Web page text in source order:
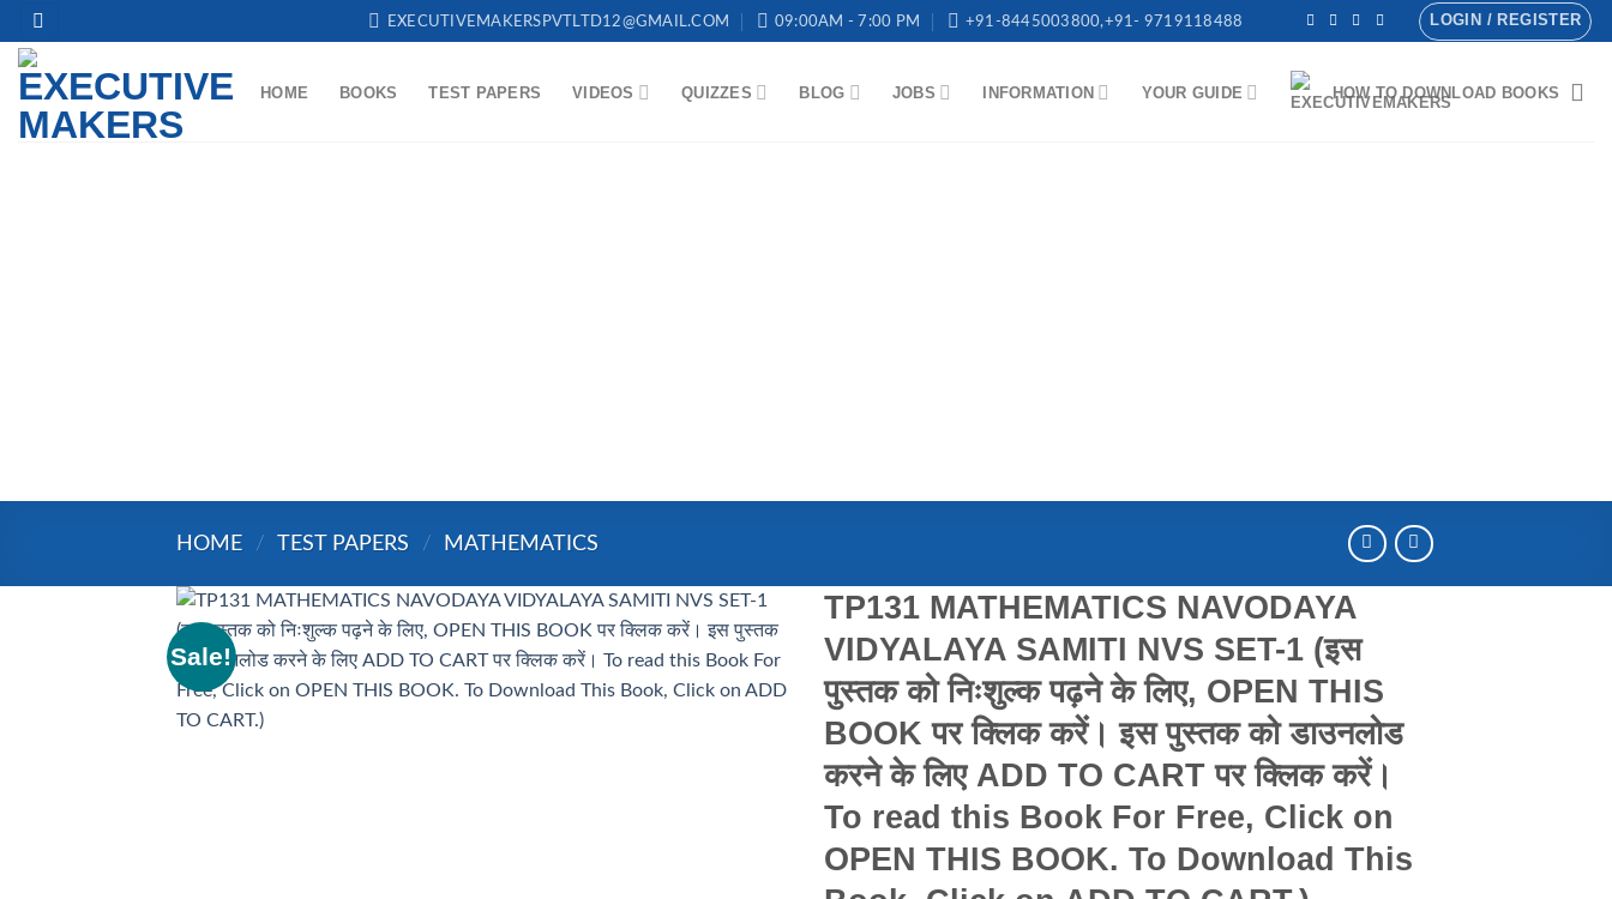
Skip
to
content
EXECUTIVEMAKERSPVTLTD12@GMAIL.COM 09:00AM - 7:00 PM +91-8445003800,+91- 9719118488 LOGIN / REGISTER
HOME BOOKS TEST PAPERS VIDEOS QUIZZES BLOG JOBS INFORMATION YOUR GUIDE HOW TO DOWNLOAD BOOKS
HOME / TEST PAPERS / MATHEMATICS
Sale!
TP131 MATHEMATICS NAVODAYA
VIDYALAYA SAMITI NVS SET-1 (इस
पुस्तक को निःशुल्क पढ़ने के लिए, OPEN THIS
BOOK पर क्लिक करें। इस पुस्तक को डाउनलोड
करने के लिए ADD TO CART पर क्लिक करें।
To read this Book For Free, Click on
OPEN THIS BOOK. To Download This